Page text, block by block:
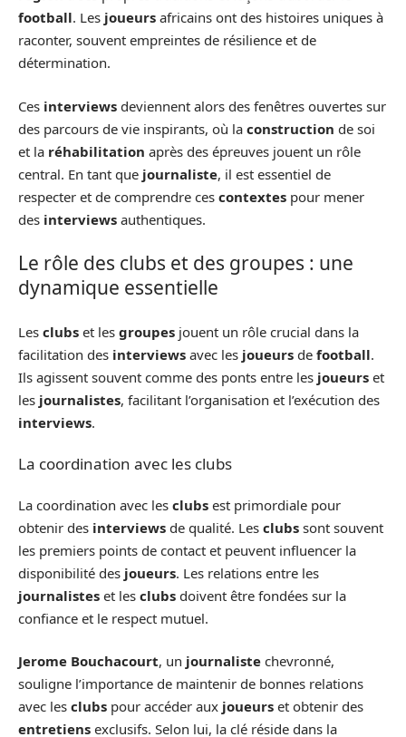
football. Les joueurs africains ont des histoires uniques à
raconter, souvent empreintes de résilience et de
détermination.
Ces interviews deviennent alors des fenêtres ouvertes sur
des parcours de vie inspirants, où la construction de soi
et la réhabilitation après des épreuves jouent un rôle
central. En tant que journaliste, il est essentiel de
respecter et de comprendre ces contextes pour mener
des interviews authentiques.
Le rôle des clubs et des groupes : une
dynamique essentielle
Les clubs et les groupes jouent un rôle crucial dans la
facilitation des interviews avec les joueurs de football.
Ils agissent souvent comme des ponts entre les joueurs et
les journalistes, facilitant l’organisation et l’exécution des
interviews.
La coordination avec les clubs
La coordination avec les clubs est primordiale pour
obtenir des interviews de qualité. Les clubs sont souvent
les premiers points de contact et peuvent influencer la
disponibilité des joueurs. Les relations entre les
journalistes et les clubs doivent être fondées sur la
confiance et le respect mutuel.
Jerome Bouchacourt, un journaliste chevronné,
souligne l’importance de maintenir de bonnes relations
avec les clubs pour accéder aux joueurs et obtenir des
entretiens exclusifs. Selon lui, la clé réside dans la